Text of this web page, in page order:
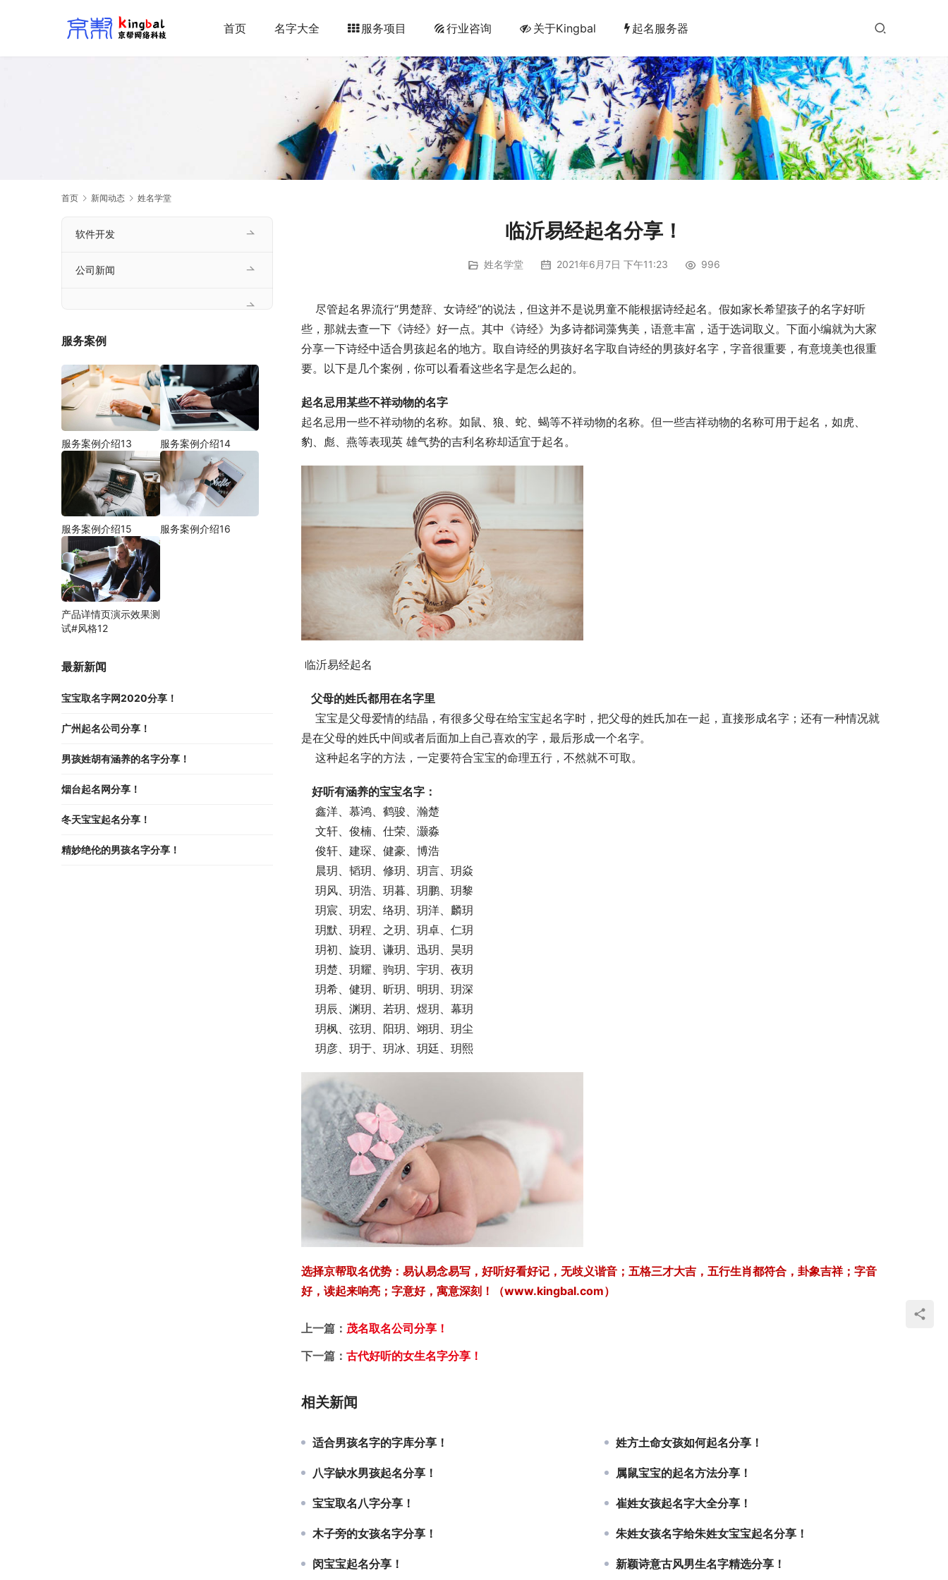
首页 名字大全 服务项目 行业咨询 关于Kingbal 起名服务器
首页 新闻动态 姓名学堂
临沂易经起名分享！
姓名学堂 2021年6月7日 下午11:23 996
些，那就去查一下《诗经》好一点。其中《诗经》为多诗都词藻隽美，语意丰富，适于选词取义。下面小编就为大家
分享一下诗经中适合男孩起名的地方。取自诗经的男孩好名字取自诗经的男孩好名字，字音很重要，有意境美也很重
要。以下是几个案例，你可以看看这些名字是怎么起的。
起名忌用某些不祥动物的名字
起名忌用一些不祥动物的名称。如鼠、狼、蛇、蝎等不祥动物的名称。但一些吉祥动物的名称可用于起名，如虎、
豹、彪、燕等表现英 雄气势的吉利名称却适宜于起名。
临沂易经起名
父母的姓氏都用在名字里
是在父母的姓氏中间或者后面加上自己喜欢的字，最后形成一个名字。
这种起名字的方法，一定要符合宝宝的命理五行，不然就不可取。
好听有涵养的宝宝名字：
鑫洋、慕鸿、鹤骏、瀚楚
文轩、俊楠、仕荣、灏淼
俊轩、建琛、健豪、博浩
晨玥、韬玥、修玥、玥言、玥焱
玥风、玥浩、玥暮、玥鹏、玥黎
玥宸、玥宏、络玥、玥洋、麟玥
玥默、玥程、之玥、玥卓、仁玥
玥初、旋玥、谦玥、迅玥、昊玥
玥楚、玥耀、驹玥、宇玥、夜玥
玥希、健玥、昕玥、明玥、玥深
玥辰、渊玥、若玥、煜玥、幕玥
玥枫、弦玥、阳玥、翊玥、玥尘
玥彦、玥于、玥冰、玥廷、玥熙
选择京帮取名优势：易认易念易写，好听好看好记，无歧义谐音；五格三才大吉，五行生肖都符合，卦象吉祥；字音
好，读起来响亮；字意好，寓意深刻！（www.kingbal.com）
上一篇： 茂名取名公司分享！
下一篇： 古代好听的女生名字分享！
相关新闻
适合男孩名字的字库分享！ 姓方土命女孩如何起名分享！
八字缺水男孩起名分享！ 属鼠宝宝的起名方法分享！
宝宝取名八字分享！ 崔姓女孩起名字大全分享！
木子旁的女孩名字分享！ 朱姓女孩名字给朱姓女宝宝起名分享！
闵宝宝起名分享！ 新颖诗意古风男生名字精选分享！
软件开发
公司新闻
服务案例
服务案例介绍13 服务案例介绍14
服务案例介绍15 服务案例介绍16
产品详情页演示效果测
试#风格12
最新新闻
宝宝取名字网2020分享！
广州起名公司分享！
男孩姓胡有涵养的名字分享！
烟台起名网分享！
冬天宝宝起名分享！
精妙绝伦的男孩名字分享！